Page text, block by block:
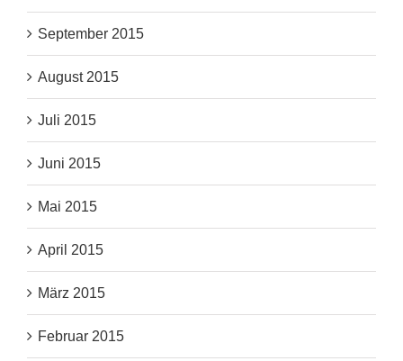
September 2015
August 2015
Juli 2015
Juni 2015
Mai 2015
April 2015
März 2015
Februar 2015